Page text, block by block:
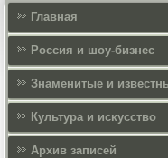
Главная
Россия и шоу-бизнес
Знаменитые и
Культура и искусcтво
Архив записей